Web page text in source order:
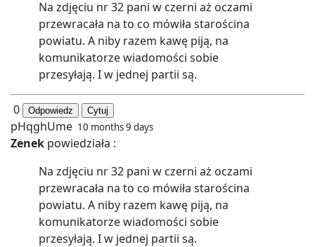
Na zdjęciu nr 32 pani w czerni aż oczami
przewracała na to co mówiła starościna
powiatu. A niby razem kawę piją, na
komunikatorze wiadomości sobie
przesyłają. I w jednej partii są.
0 Odpowiedz Cytuj
pHqghUme 10 months 9 days
Zenek powiedziała :
Na zdjęciu nr 32 pani w czerni aż oczami
przewracała na to co mówiła starościna
powiatu. A niby razem kawę piją, na
komunikatorze wiadomości sobie
przesyłają. I w jednej partii są.